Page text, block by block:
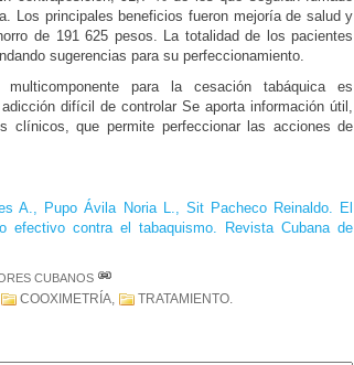
Los principales beneficios fueron mejoría de salud y
de 191 625 pesos. La totalidad de los pacientes
sugerencias para su perfeccionamiento.
para la cesación tabáquica es
difícil de controlar Se aporta información útil,
clínicos, que permite perfeccionar las acciones de
A., Pupo Ávila Noria L., Sit Pacheco Reinaldo. El
efectivo contra el tabaquismo. Revista Cubana de
CUBANOS
COOXIMETRÍA, TRATAMIENTO.